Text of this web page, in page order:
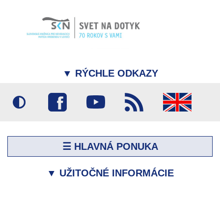
▼ RÝCHLE ODKAZY
☰ HLAVNÁ PONUKA
▼ UŽITOČNÉ INFORMÁCIE